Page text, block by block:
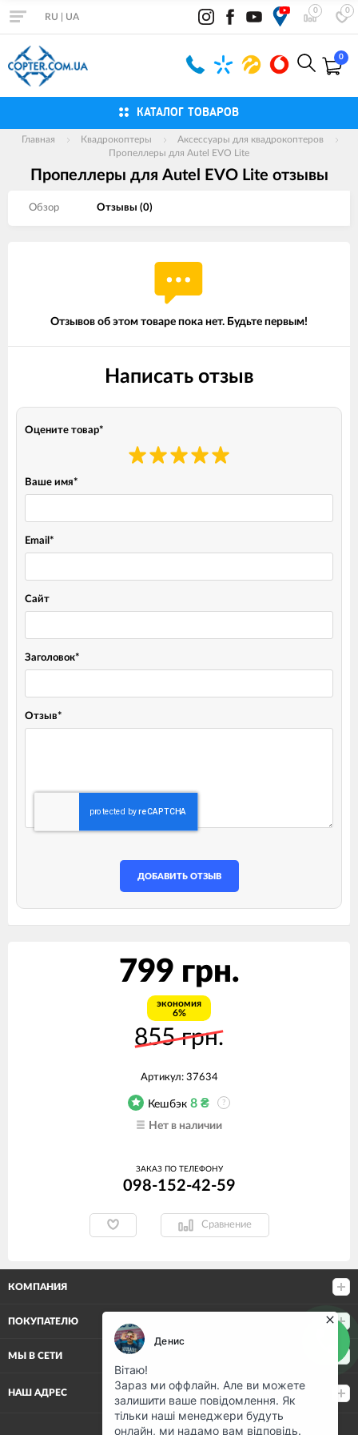
0 0
RU UA
0
КАТАЛОГ ТОВАРОВ
Главная Квадрокоптеры
Аксессуары для квадрокоптеров
Пропеллеры для Autel EVO Lite
Пропеллеры для Autel EVO Lite отзывы
Обзор Отзывы (0)
Отзывов об этом товаре пока нет. Будьте первым!
Написать отзыв
Оцените товар*
Ваше имя*
Email *
Сайт
Заголовок*
Отзыв*
ДОБАВИТЬ ОТЗЫВ
799 грн.
экономия
6%
855 грн.
Артикул: 37634
Кешбэк 8 ₴ ?
Нет в наличии
ЗАКАЗ ПО ТЕЛЕФОНУ
098-152-42-59
Сравнение
КОМПАНИЯ
ПОКУПАТЕЛЮ
МЫ В СЕТИ
НАШ АДРЕС